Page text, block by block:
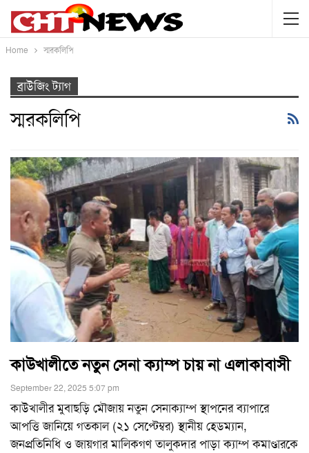
Home স্মরকলিপি
ব্রাউজিং ট্যাগ
স্মরকলিপি
কাউখালীতে নতুন সেনা ক্যাম্প চায় না এলাকাবাসী
September 22, 2025 5:07 pm
কাউখালীর মুবাছড়ি মৌজায় নতুন সেনাক্যাম্প স্থাপনের ব্যাপারে
আপত্তি জানিয়ে গতকাল (২১ সেপ্টেম্বর) স্থানীয় হেডম্যান,
জনপ্রতিনিধি ও জায়গার মালিকগণ তালুকদার পাড়া ক্যাম্প কমাণ্ডারকে